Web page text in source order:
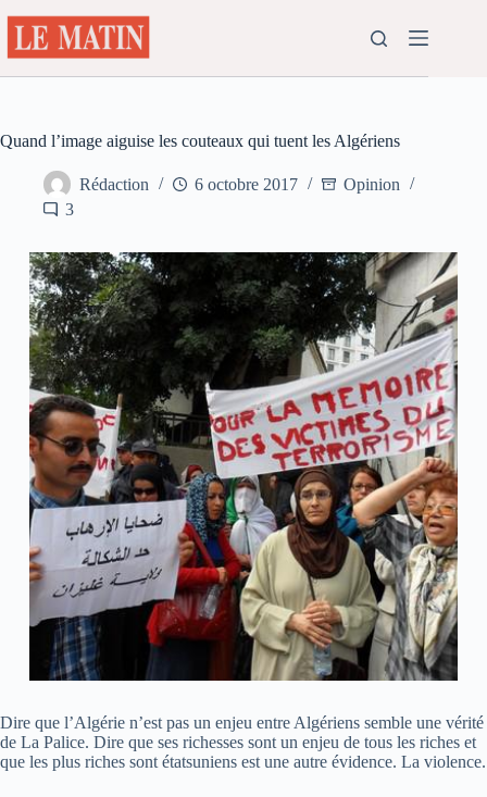
au
contenu
Quand l’image aiguise les couteaux qui tuent les Algériens
Rédaction 6 octobre 2017
Opinion
3
Dire que l’Algérie n’est pas un enjeu entre Algériens semble une vérité
de La Palice. Dire que ses richesses sont un enjeu de tous les riches et
que les plus riches sont étatsuniens est une autre évidence. La violence.